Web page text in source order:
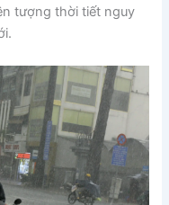
tượng thời tiết nguy